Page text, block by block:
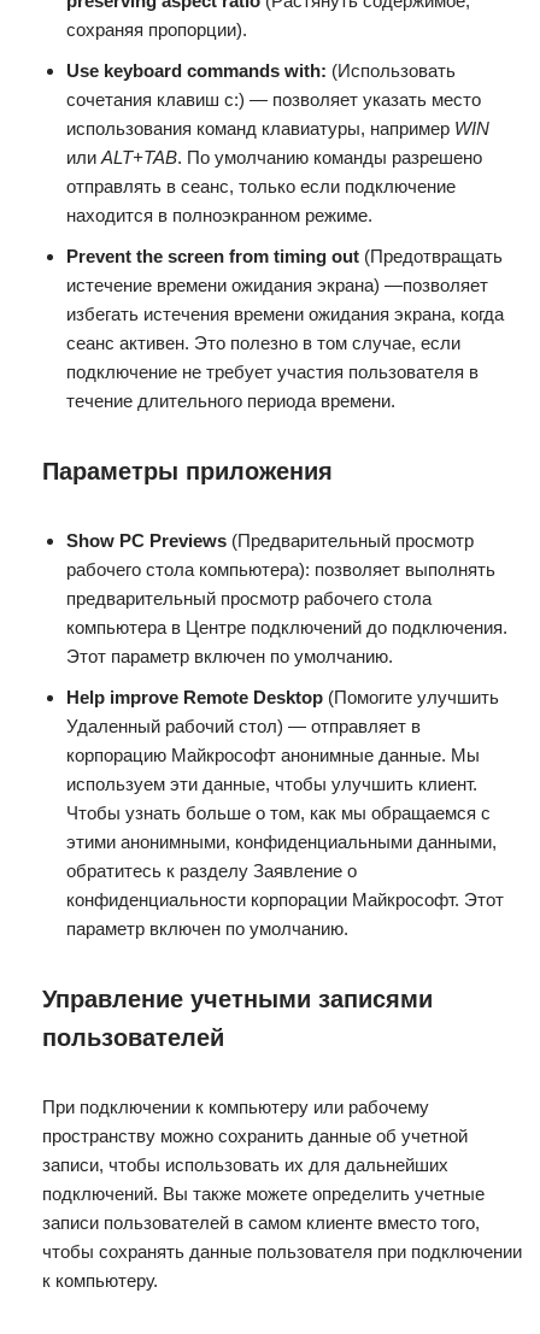
сохраняя пропорции).
Use keyboard commands with: (Использовать
сочетания клавиш с:) — позволяет указать место
использования команд клавиатуры, например WIN
или ALT+TAB. По умолчанию команды разрешено
отправлять в сеанс, только если подключение
находится в полноэкранном режиме.
Prevent the screen from timing out (Предотвращать
истечение времени ожидания экрана) —позволяет
избегать истечения времени ожидания экрана, когда
сеанс активен. Это полезно в том случае, если
подключение не требует участия пользователя в
течение длительного периода времени.
Параметры приложения
Show PC Previews (Предварительный просмотр
рабочего стола компьютера): позволяет выполнять
предварительный просмотр рабочего стола
компьютера в Центре подключений до подключения.
Этот параметр включен по умолчанию.
Help improve Remote Desktop (Помогите улучшить
Удаленный рабочий стол) — отправляет в
корпорацию Майкрософт анонимные данные. Мы
используем эти данные, чтобы улучшить клиент.
Чтобы узнать больше о том, как мы обращаемся с
этими анонимными, конфиденциальными данными,
обратитесь к разделу Заявление о
конфиденциальности корпорации Майкрософт. Этот
параметр включен по умолчанию.
Управление учетными записями
пользователей
При подключении к компьютеру или рабочему
пространству можно сохранить данные об учетной
записи, чтобы использовать их для дальнейших
подключений. Вы также можете определить учетные
записи пользователей в самом клиенте вместо того,
чтобы сохранять данные пользователя при подключении
к компьютеру.